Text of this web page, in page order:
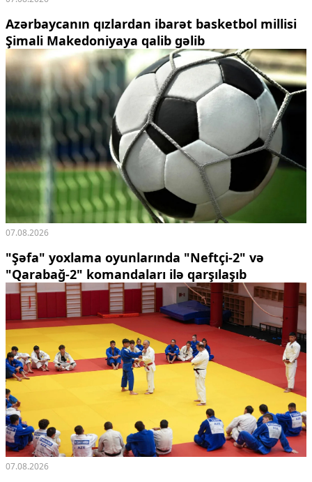
Zəfər - 5
Gənclər və İdman
Media və QHT
Hadisə
Sağlamlıq
Sosium
Mənəvi dəyərlər
Texnologiya
Mətbuat-150
Əlaqə
Missiyamız
Azərbaycanın qızlardan ibarət basketbol millisi
Şimali Makedoniyaya qalib gəlib
07.08.2026
"Şəfa" yoxlama oyunlarında "Neftçi-2" və
"Qarabağ-2" komandaları ilə qarşılaşıb
07.08.2026